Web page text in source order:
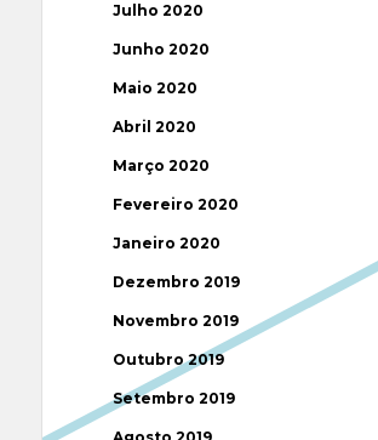
Julho 2020
Junho 2020
Maio 2020
Abril 2020
Março 2020
Fevereiro 2020
Janeiro 2020
Dezembro 2019
Novembro 2019
Outubro 2019
Setembro 2019